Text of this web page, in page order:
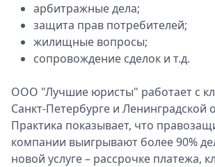
арбитражные дела;
защита прав потребителей;
жилищные вопросы;
сопровождение сделок и т.д.
ООО "Лучшие юристы" работает с
Санкт-Петербурге и Ленинградской
Практика показывает, что
компании выигрывают более 90%
новой услуге – рассрочке платежа,